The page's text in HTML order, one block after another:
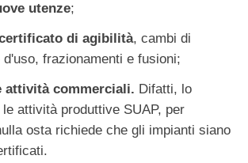
utenze;
di agibilità, cambi di
frazionamenti e fusioni;
attività commerciali. Difatti, lo
attività produttive SUAP, per
osta richiede che gli impianti siano